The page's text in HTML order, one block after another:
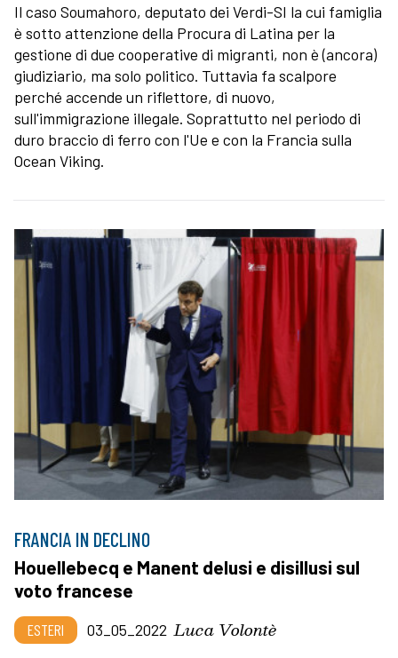
Il caso Soumahoro, deputato dei Verdi-SI la cui famiglia
è sotto attenzione della Procura di Latina per la
gestione di due cooperative di migranti, non è (ancora)
giudiziario, ma solo politico. Tuttavia fa scalpore
perché accende un riflettore, di nuovo,
sull'immigrazione illegale. Soprattutto nel periodo di
duro braccio di ferro con l'Ue e con la Francia sulla
Ocean Viking.
FRANCIA IN DECLINO
Houellebecq e Manent delusi e disillusi sul
voto francese
ESTERI 03_05_2022 Luca Volontè